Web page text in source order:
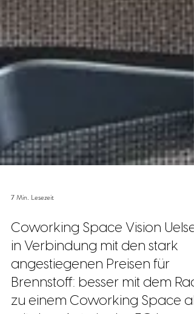
7 Min. Lesezeit
Coworking Space Vision
in Verbindung mit den stark
angestiegenen Preisen für